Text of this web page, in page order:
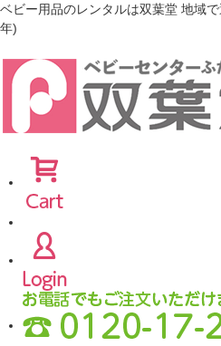
ベビー用品のレンタルは双葉堂 地域
年)